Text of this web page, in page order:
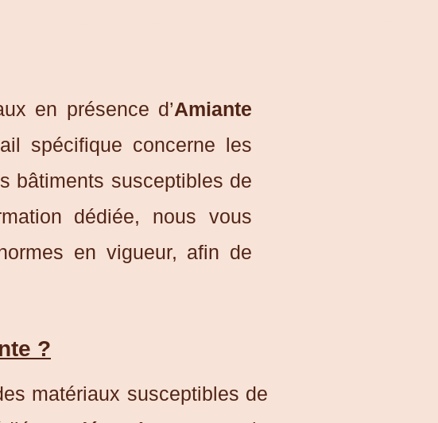
en présence d’Amiante
spécifique concerne les
bâtiments susceptibles de
dédiée, nous vous
en vigueur, afin de
?
matériaux susceptibles de